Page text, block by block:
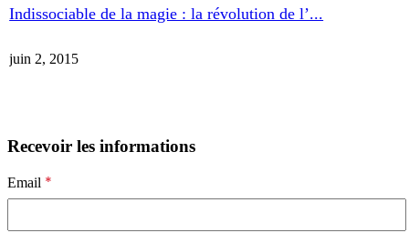
Indissociable de la magie : la révolution de l’...
juin 2, 2015
Recevoir les informations
Email *